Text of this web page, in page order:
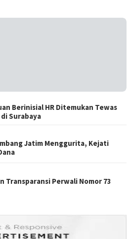
Berinisial HR Ditemukan Tewas
Surabaya
Jatim Menggurita, Kejati
Transparansi Perwali Nomor 73